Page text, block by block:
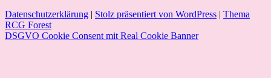
Datenschutzerklärung | Stolz präsentiert von WordPress | Thema
RCG Forest
DSGVO Cookie Consent mit Real Cookie Banner